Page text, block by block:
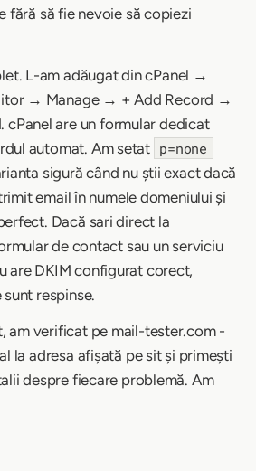
fără să fie nevoie să copiezi
L-am adăugat din cPanel →
→ Manage → + Add Record →
cPanel are un formular dedicat
automat. Am setat p=none
sigură când nu știi exact dacă
email în numele domeniului și
Dacă sari direct la
de contact sau un serviciu
are DKIM configurat corect,
respinse.
am verificat pe mail-tester.com -
la adresa afișată pe sit și primești
despre fiecare problemă. Am